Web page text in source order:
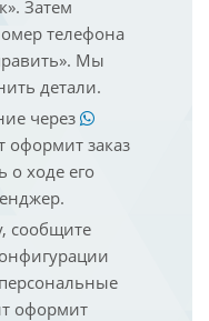
Затем
телефона
Мы
детали.
через
оформит заказ
о ходе его
сообщите
оформит